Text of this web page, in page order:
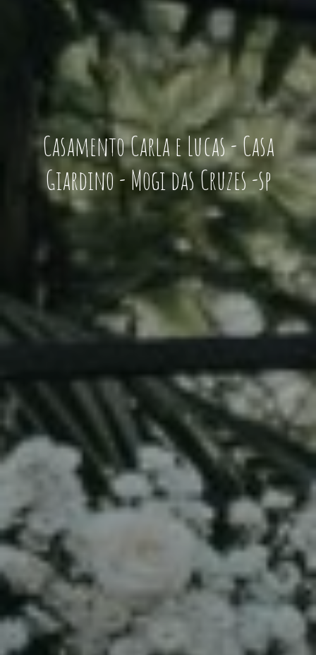
Casamento Carla e Lucas - Casa
Giardino - Mogi das Cruzes -sp